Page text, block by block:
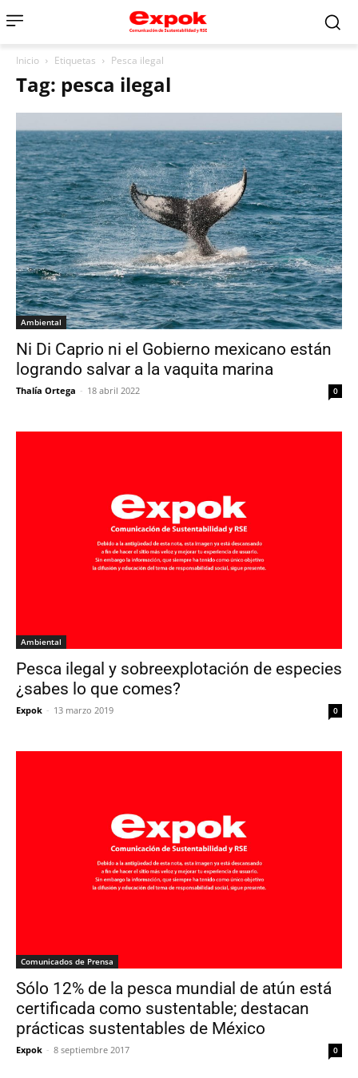
Inicio Etiquetas Pesca ilegal
Tag: pesca ilegal
Ambiental
Ni Di Caprio ni el Gobierno mexicano están
logrando salvar a la vaquita marina
Thalía Ortega - 18 abril 2022 0
Ambiental
Pesca ilegal y sobreexplotación de especies
¿sabes lo que comes?
Expok - 13 marzo 2019 0
Comunicados de Prensa
Sólo 12% de la pesca mundial de atún está
certificada como sustentable; destacan
prácticas sustentables de México
Expok - 8 septiembre 2017 0